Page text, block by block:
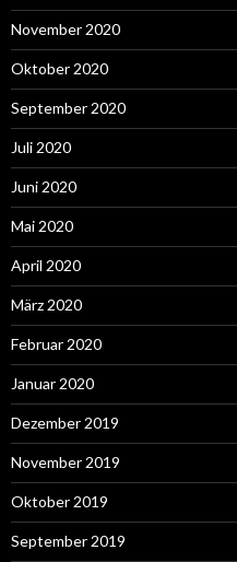
November 2020
Oktober 2020
September 2020
Juli 2020
Juni 2020
Mai 2020
April 2020
März 2020
Februar 2020
Januar 2020
Dezember 2019
November 2019
Oktober 2019
September 2019